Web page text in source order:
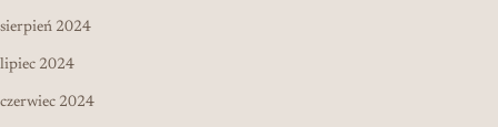
sierpień 2024
lipiec 2024
czerwiec 2024